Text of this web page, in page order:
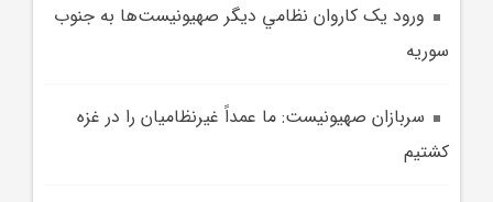
ورود يک کاروان نظامي ديگر صهيونيست‌ها به جنوب
سوريه
سربازان صهيونيست: ما عمداً غيرنظاميان را در غزه
کشتيم